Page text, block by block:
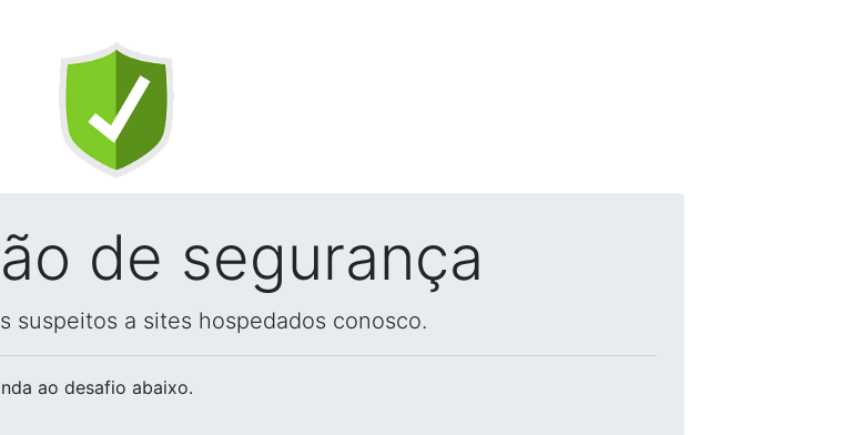
de segurança
suspeitos a sites hospedados conosco.
ao desafio abaixo.